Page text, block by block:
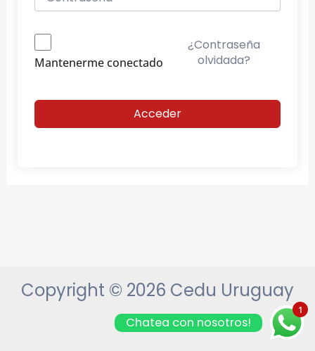
Mantenerme conectado
¿Contraseña
olvidada?
Acceder
Copyright © 2026 Cedu Uruguay
1
Chatea con nosotros!